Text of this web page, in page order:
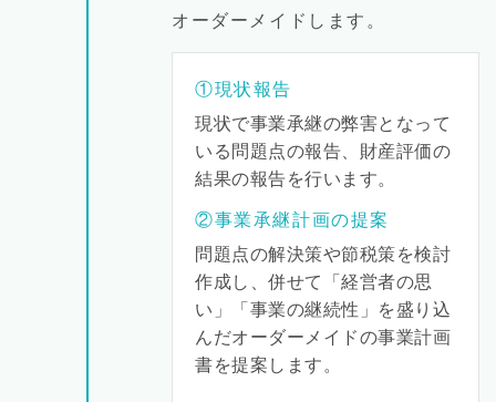
オーダーメイドします。
①現状報告
現状で事業承継の弊害となって
いる問題点の報告、財産評価の
結果の報告を行います。
②事業承継計画の提案
問題点の解決策や節税策を検討
作成し、併せて「経営者の思
い」「事業の継続性」を盛り込
んだオーダーメイドの事業計画
書を提案します。